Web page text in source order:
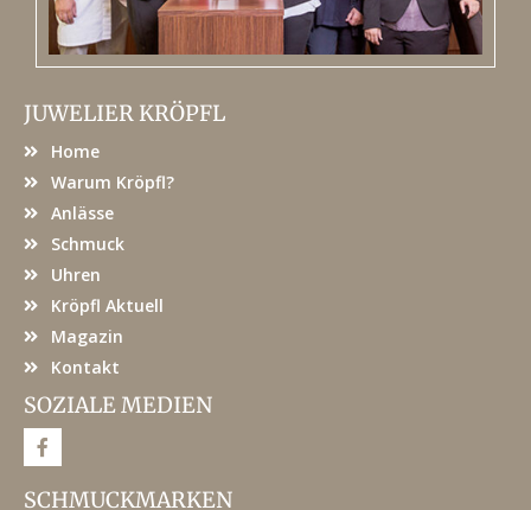
JUWELIER KRÖPFL
Home
Warum Kröpfl?
Anlässe
Schmuck
Uhren
Kröpfl Aktuell
Magazin
Kontakt
SOZIALE MEDIEN
F
a
e
SCHMUCKMARKEN